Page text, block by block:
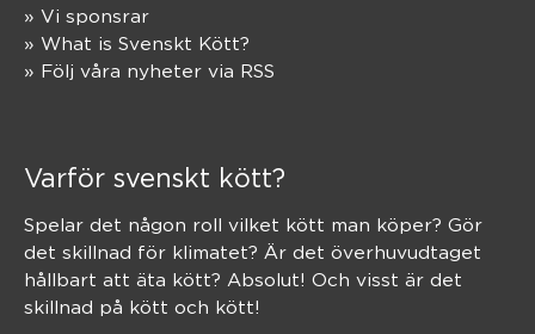
» Vi sponsrar
» What is Svenskt Kött?
» Följ våra nyheter via RSS
Varför svenskt kött?
Spelar det någon roll vilket kött man köper? Gör
det skillnad för klimatet? Är det överhuvudtaget
hållbart att äta kött? Absolut! Och visst är det
skillnad på kött och kött!